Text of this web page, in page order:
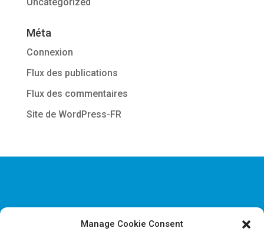
Manage Cookie Consent
Méta
Connexion
Flux des publications
Flux des commentaires
Site de WordPress-FR
Disclaimer & Informations juridiques